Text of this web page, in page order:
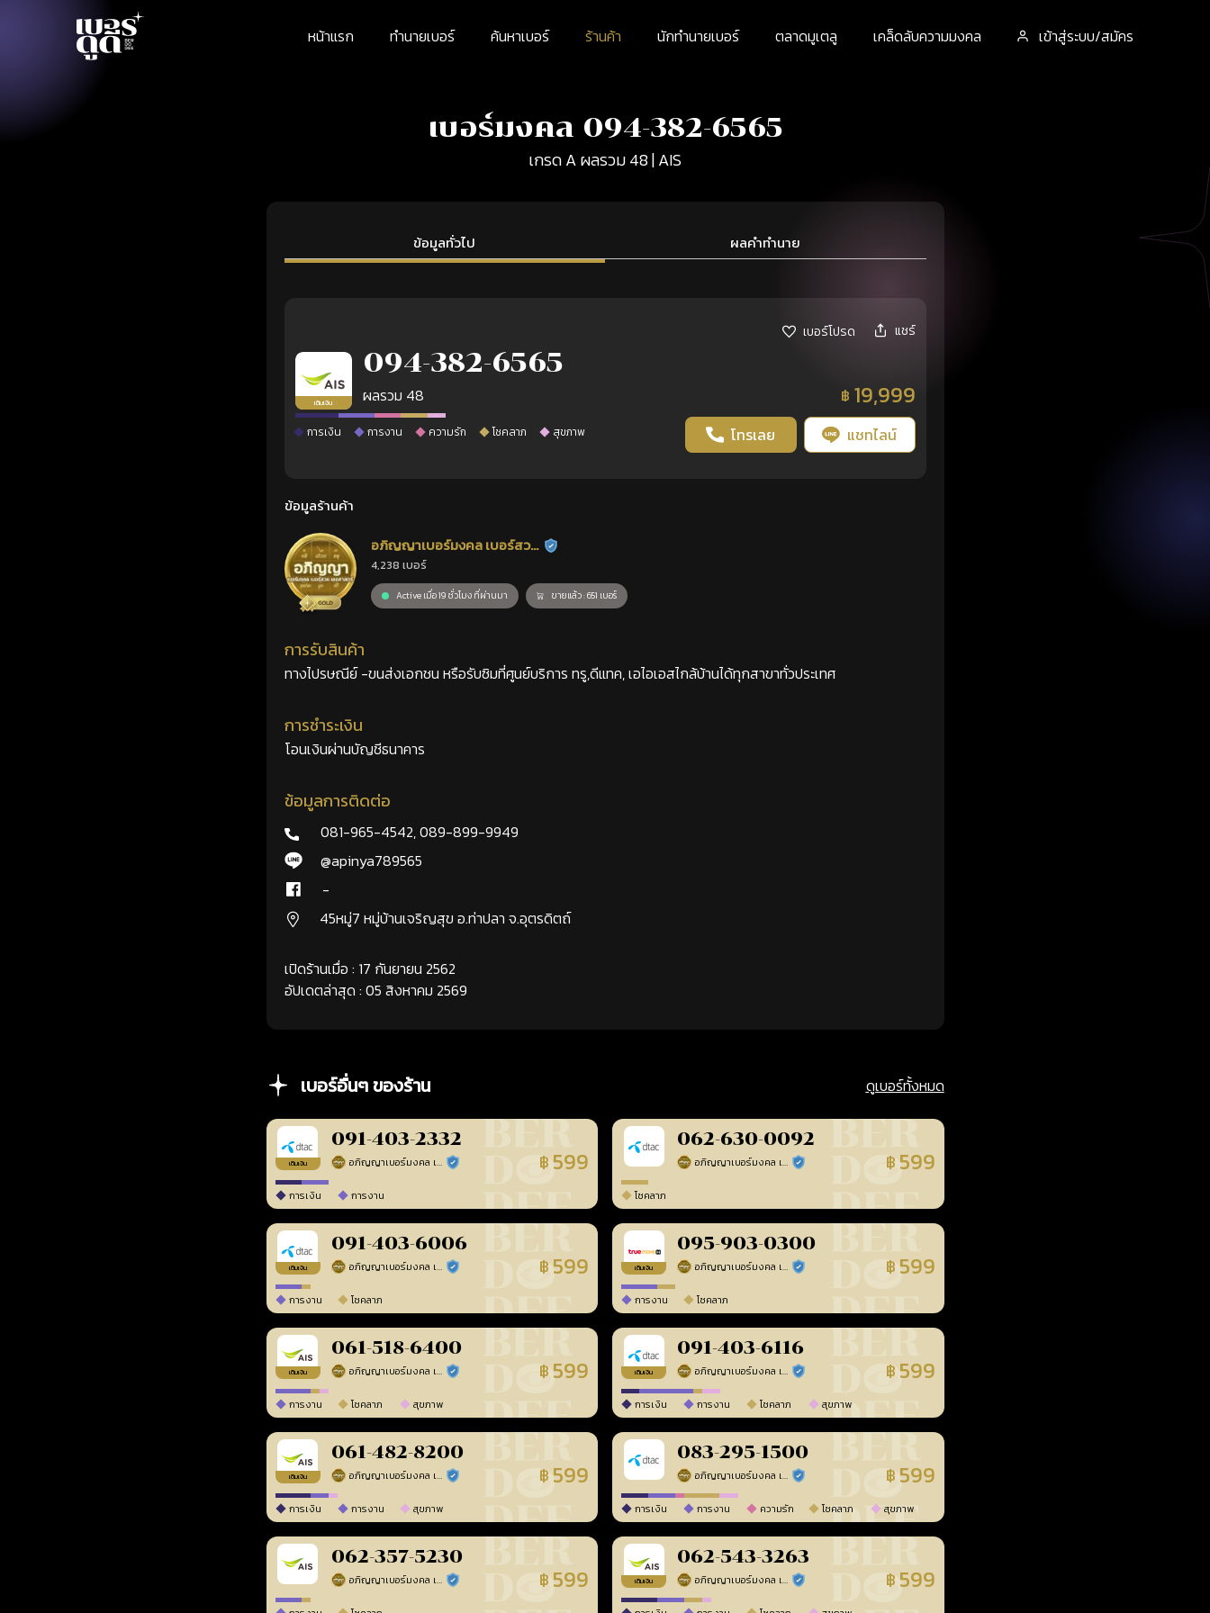
หน้าแรก ทำนายเบอร์ ค้นหาเบอร์ ร้านค้า นักทำนายเบอร์ ตลาดมูเตลู เคล็ดลับความมงคล เข้าสู่ระบบ/สมัคร
เบอร์มงคล 094-382-6565
เกรด A ผลรวม 48 | AIS
ข้อมูลทั่วไป ผลคำทำนาย
เบอร์โปรด แชร์
เติมเงิน
094-382-6565
ผลรวม 48 ฿ 19,999
การเงิน การงาน ความรัก โชคลาภ สุขภาพ โทรเลย แชทไลน์
ข้อมูลร้านค้า
อภิญญาเบอร์มงคล เบอร์สวย
เลขศาสตร์
ร้านยืนยันแล้ว
4,238 เบอร์
Active เมื่อ 19 ชั่วโมง ที่ผ่านมา ขายแล้ว : 651 เบอร์
การรับสินค้า
ทางไปรษณีย์ -ขนส่งเอกชน หรือรับซิมที่ศูนย์บริการ ทรู,ดีแทค, เอไอเอสไกล้บ้านได้ทุกสาขาทั่วประเทศ
การชำระเงิน
โอนเงินผ่านบัญชีธนาคาร
ข้อมูลการติดต่อ
081-965-4542,089-899-9949
@apinya789565
-
45หมู่7 หมู่บ้านเจริญสุข อ.ท่าปลา จ.อุตรดิตถ์
เปิดร้านเมื่อ : 17 กันยายน 2562
อัปเดตล่าสุด : 05 สิงหาคม 2569
เบอร์อื่นๆ ของร้าน ดูเบอร์ทั้งหมด
เติมเงิน
091-403-2332
อภิญญาเบอร์มงคล เบอร์สวยเลขศาสตร์ ร้านยืนยันแล้ว ฿ 599
การเงิน การงาน
062-630-0092
อภิญญาเบอร์มงคล เบอร์สวยเลขศาสตร์ ร้านยืนยันแล้ว ฿ 599
โชคลาภ
เติมเงิน
091-403-6006
อภิญญาเบอร์มงคล เบอร์สวยเลขศาสตร์ ร้านยืนยันแล้ว ฿ 599
การงาน โชคลาภ
เติมเงิน
095-903-0300
อภิญญาเบอร์มงคล เบอร์สวยเลขศาสตร์ ร้านยืนยันแล้ว ฿ 599
การงาน โชคลาภ
เติมเงิน
061-518-6400
อภิญญาเบอร์มงคล เบอร์สวยเลขศาสตร์ ร้านยืนยันแล้ว ฿ 599
การงาน โชคลาภ สุขภาพ
เติมเงิน
091-403-6116
อภิญญาเบอร์มงคล เบอร์สวยเลขศาสตร์ ร้านยืนยันแล้ว ฿ 599
การเงิน การงาน โชคลาภ สุขภาพ
เติมเงิน
061-482-8200
อภิญญาเบอร์มงคล เบอร์สวยเลขศาสตร์ ร้านยืนยันแล้ว ฿ 599
การเงิน การงาน สุขภาพ
083-295-1500
อภิญญาเบอร์มงคล เบอร์สวยเลขศาสตร์ ร้านยืนยันแล้ว ฿ 599
การเงิน การงาน ความรัก โชคลาภ สุขภาพ
062-357-5230
อภิญญาเบอร์มงคล เบอร์สวยเลขศาสตร์ ร้านยืนยันแล้ว ฿ 599 เติมเงิน
062-543-3263
อภิญญาเบอร์มงคล เบอร์สวยเลขศาสตร์ ร้านยืนยันแล้ว ฿ 599